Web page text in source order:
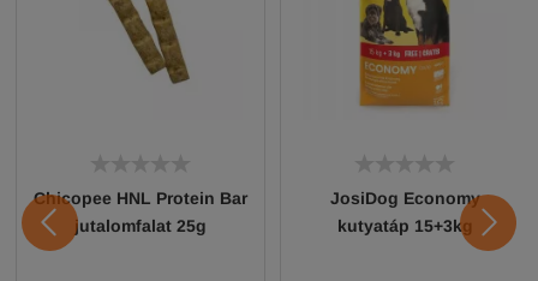
Chicopee HNL Protein Bar
jutalomfalat 25g
JosiDog Economy
kutyatáp 15+3kg